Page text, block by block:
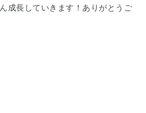
成長していきます！ありがとうご